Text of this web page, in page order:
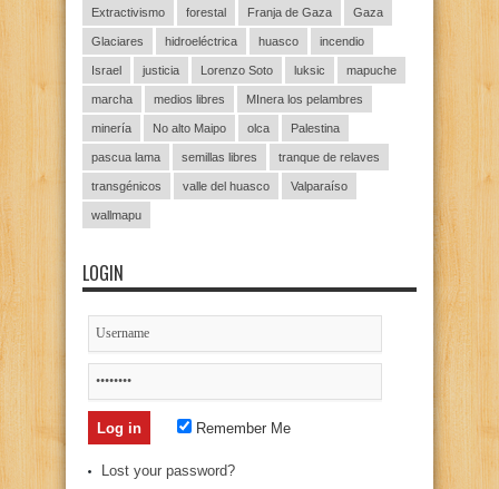
Extractivismo forestal Franja de Gaza Gaza
Glaciares hidroeléctrica huasco incendio
Israel justicia Lorenzo Soto luksic mapuche
marcha medios libres MInera los pelambres
minería No alto Maipo olca Palestina
pascua lama semillas libres tranque de relaves
transgénicos valle del huasco Valparaíso
wallmapu
LOGIN
Remember Me
Lost your password?